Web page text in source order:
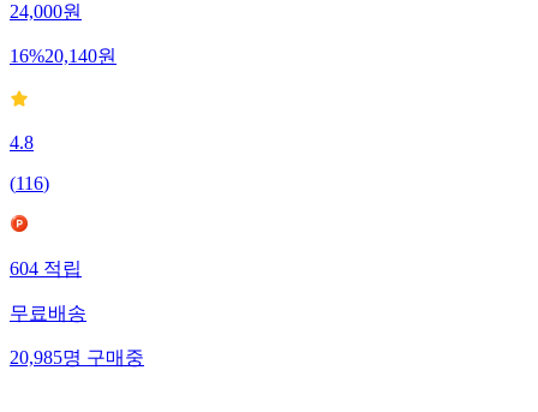
24,000원
16%20,140원
4.8
(116)
604 적립
무료배송
20,985명 구매중